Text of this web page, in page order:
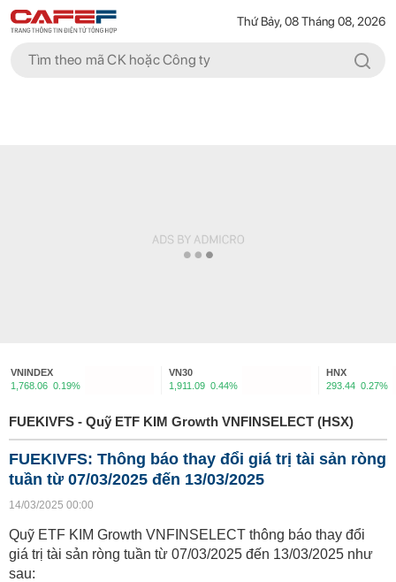
Thứ Bảy, 08 Tháng 08, 2026
VNINDEX
1,768.06 0.19%
VN30
1,911.09 0.44%
HNX
293.44 0.27%
FUEKIVFS - Quỹ ETF KIM Growth VNFINSELECT (HSX)
FUEKIVFS: Thông báo thay đổi giá trị tài sản ròng
tuần từ 07/03/2025 đến 13/03/2025
14/03/2025 00:00
Quỹ ETF KIM Growth VNFINSELECT thông báo thay đổi
giá trị tài sản ròng tuần từ 07/03/2025 đến 13/03/2025 như
sau: